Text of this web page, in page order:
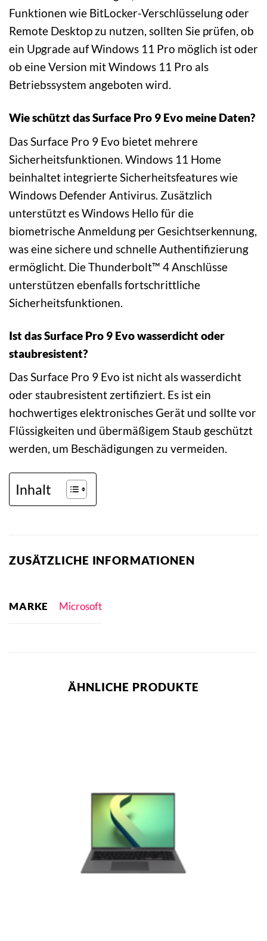
Funktionen wie BitLocker-Verschlüsselung oder
Remote Desktop zu nutzen, sollten Sie prüfen, ob
ein Upgrade auf Windows 11 Pro möglich ist oder
ob eine Version mit Windows 11 Pro als
Betriebssystem angeboten wird.
Wie schützt das Surface Pro 9 Evo meine Daten?
Das Surface Pro 9 Evo bietet mehrere
Sicherheitsfunktionen. Windows 11 Home
beinhaltet integrierte Sicherheitsfeatures wie
Windows Defender Antivirus. Zusätzlich
unterstützt es Windows Hello für die
biometrische Anmeldung per Gesichtserkennung,
was eine sichere und schnelle Authentifizierung
ermöglicht. Die Thunderbolt™ 4 Anschlüsse
unterstützen ebenfalls fortschrittliche
Sicherheitsfunktionen.
Ist das Surface Pro 9 Evo wasserdicht oder
staubresistent?
Das Surface Pro 9 Evo ist nicht als wasserdicht
oder staubresistent zertifiziert. Es ist ein
hochwertiges elektronisches Gerät und sollte vor
Flüssigkeiten und übermäßigem Staub geschützt
werden, um Beschädigungen zu vermeiden.
Inhalt
ZUSÄTZLICHE INFORMATIONEN
MARKE Microsoft
ÄHNLICHE PRODUKTE